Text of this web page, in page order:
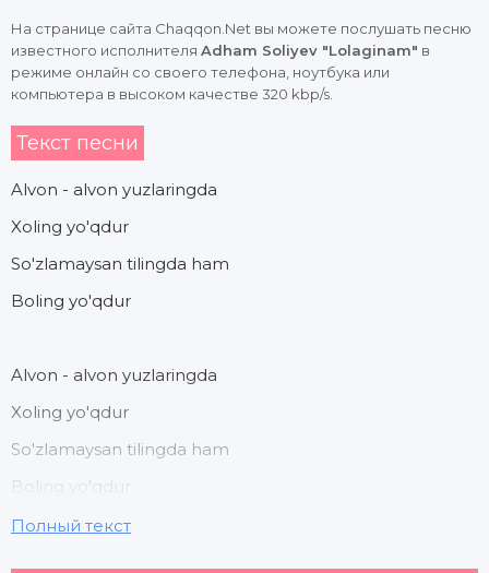
На странице сайта Chaqqon.Net вы можете послушать песню
известного исполнителя Adham Soliyev "Lolaginam" в
режиме онлайн со своего телефона, ноутбука или
компьютера в высоком качестве 320 kbp/s.
Текст песни
Alvon - alvon yuzlaringda
Xoling yo'qdur
So'zlamaysan tilingda ham
Boling yo'qdur
Alvon - alvon yuzlaringda
Xoling yo'qdur
So'zlamaysan tilingda ham
Boling yo'qdur
Полный текст